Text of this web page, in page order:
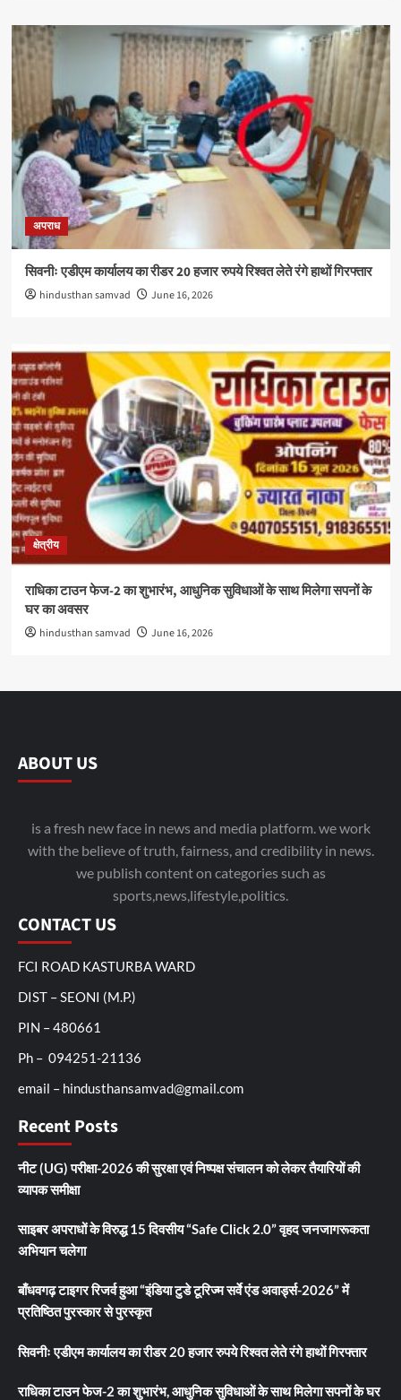
अपराध
सिवनीः एडीएम कार्यालय का रीडर 20 हजार रुपये रिश्वत लेते रंगे हाथों गिरफ्तार
hindusthan samvad June 16, 2026
क्षेत्रीय
राधिका टाउन फेज-2 का शुभारंभ, आधुनिक सुविधाओं के साथ मिलेगा सपनों के
घर का अवसर
hindusthan samvad June 16, 2026
ABOUT US
is a fresh new face in news and media platform. we work
with the believe of truth, fairness, and credibility in news.
we publish content on categories such as
sports,news,lifestyle,politics.
CONTACT US
FCI ROAD KASTURBA WARD
DIST – SEONI (M.P.)
PIN – 480661
Ph – 094251-21136
email – hindusthansamvad@gmail.com
Recent Posts
नीट (UG) परीक्षा-2026 की सुरक्षा एवं निष्पक्ष संचालन को लेकर तैयारियों की
व्यापक समीक्षा
साइबर अपराधों के विरुद्ध 15 दिवसीय “Safe Click 2.0” वृहद जनजागरूकता
अभियान चलेगा
बाँधवगढ़ टाइगर रिजर्व हुआ “इंडिया टुडे टूरिज्म सर्वे एंड अवार्ड्स-2026” में
प्रतिष्ठित पुरस्कार से पुरस्कृत
सिवनीः एडीएम कार्यालय का रीडर 20 हजार रुपये रिश्वत लेते रंगे हाथों गिरफ्तार
राधिका टाउन फेज-2 का शुभारंभ, आधुनिक सुविधाओं के साथ मिलेगा सपनों के घर